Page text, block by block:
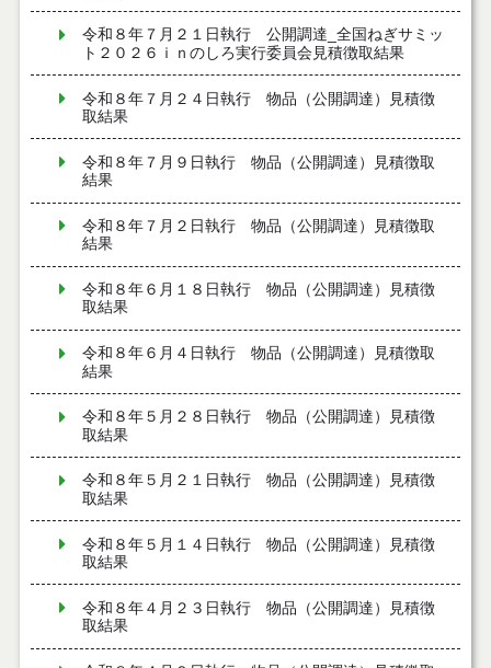
令和８年７月２１日執行 公開調達_全国ねぎサミッ
ト２０２６ｉｎのしろ実行委員会見積徴取結果
令和８年７月２４日執行 物品（公開調達）見積徴
取結果
令和８年７月９日執行 物品（公開調達）見積徴取
結果
令和８年７月２日執行 物品（公開調達）見積徴取
結果
令和８年６月１８日執行 物品（公開調達）見積徴
取結果
令和８年６月４日執行 物品（公開調達）見積徴取
結果
令和８年５月２８日執行 物品（公開調達）見積徴
取結果
令和８年５月２１日執行 物品（公開調達）見積徴
取結果
令和８年５月１４日執行 物品（公開調達）見積徴
取結果
令和８年４月２３日執行 物品（公開調達）見積徴
取結果